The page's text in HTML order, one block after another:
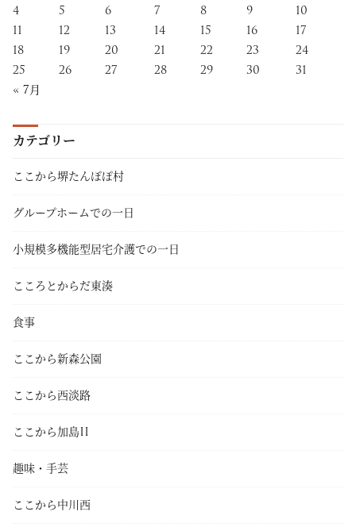
4
5 6 7 8 9
10
11
12 13 14 15 16
17
18
19 20 21 22 23
24
25
26 27 28 29 30
31
« 7月
カテゴリー
ここから堺たんぽぽ村
グループホームでの一日
小規模多機能型居宅介護での一日
こころとからだ東湊
食事
ここから新森公園
ここから西淡路
ここから加島II
趣味・手芸
ここから中川西